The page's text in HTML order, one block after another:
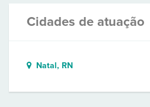
Cidades de atuação
Natal, RN